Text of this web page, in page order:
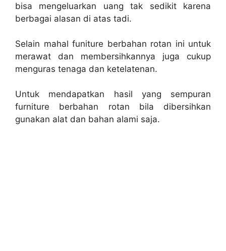
bisa mengeluarkan uang tak sedikit karena
berbagai alasan di atas tadi.
Selain mahal funiture berbahan rotan ini untuk
merawat dan membersihkannya juga cukup
menguras tenaga dan ketelatenan.
Untuk mendapatkan hasil yang sempuran
furniture berbahan rotan bila dibersihkan
gunakan alat dan bahan alami saja.